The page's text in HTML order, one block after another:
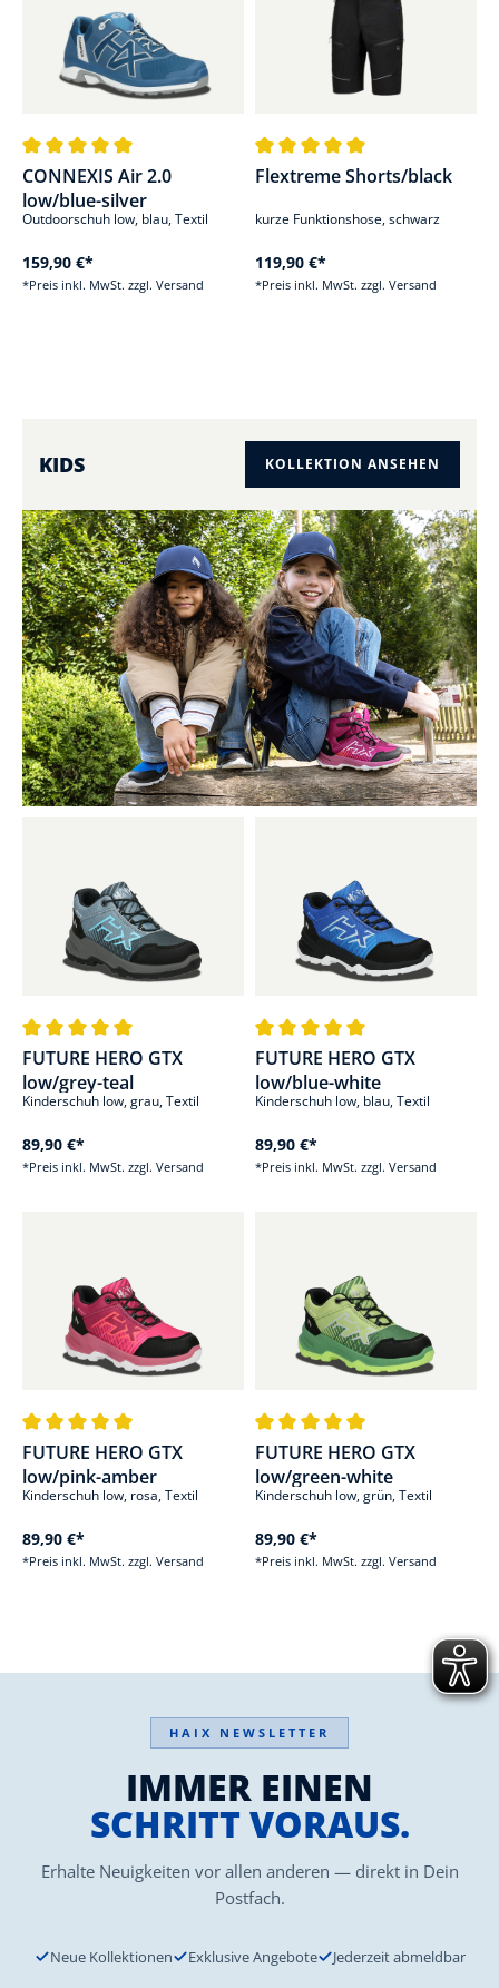
Durchschnittliche Bewertung von 5 von 5 Sternen
CONNEXIS Air 2.0
low/blue-silver
Outdoorschuh low, blau, Textil
159,90 €*
*Preis inkl. MwSt. zzgl. Versand
Durchschnittliche Bewertung
Flextreme Shorts/black
kurze Funktionshose, schwarz
119,90 €*
*Preis inkl. MwSt. zzgl. Versand
KIDS KOLLEKTION ANSEHEN
Durchschnittliche Bewertung von 5 von 5 Sternen
FUTURE HERO GTX
low/grey-teal
Kinderschuh low, grau, Textil
89,90 €*
*Preis inkl. MwSt. zzgl. Versand
Durchschnittliche Bewertung
FUTURE HERO GTX
low/blue-white
Kinderschuh low, blau, Textil
89,90 €*
*Preis inkl. MwSt. zzgl. Versand
Durchschnittliche Bewertung von 5 von 5 Sternen
FUTURE HERO GTX
low/pink-amber
Kinderschuh low, rosa, Textil
89,90 €*
*Preis inkl. MwSt. zzgl. Versand
Durchschnittliche Bewertung
FUTURE HERO GTX
low/green-white
Kinderschuh low, grün, Textil
89,90 €*
*Preis inkl. MwSt. zzgl. Versand
HAIX NEWSLETTER
IMMER EINEN
SCHRITT VORAUS.
Erhalte Neuigkeiten vor allen anderen — direkt in Dein
Postfach.
Neue Kollektionen Exklusive Angebote Jederzeit abmeldbar